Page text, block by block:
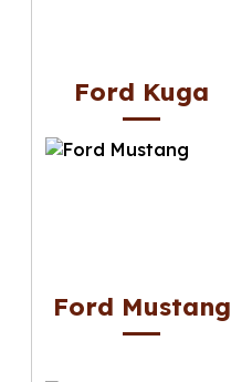
Ford Kuga
Ford Mustang